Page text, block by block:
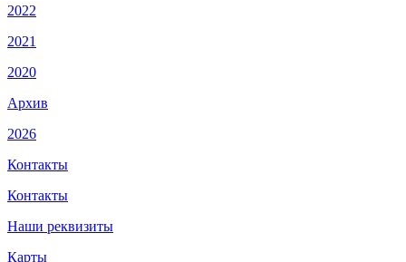
2022
2021
2020
Архив
2026
Контакты
Контакты
Наши реквизиты
Карты